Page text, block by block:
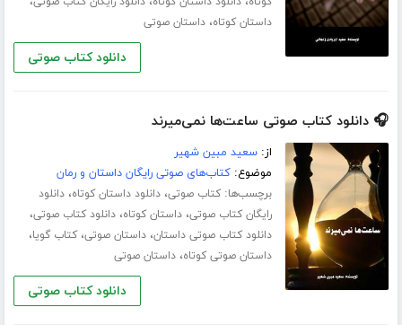
داستان کوتاه،داستان صوتی
دانلود کتاب صوتی
🎧 دانلود کتاب صوتی ساعت‌ها نمی‌میرند
از:سعید مبین شهیر
موضوع:کتاب‌های صوتی رایگان داستان و رمان
برچسب‌ها:کتاب صوتی،دانلود داستان کوتاه،دانلود
رایگان کتاب صوتی،داستان کوتاه،دانلود کتاب صوتی،
دانلود کتاب صوتی داستان،داستان صوتی،کتاب گویا،
داستان صوتی کوتاه،داستان صوتی
دانلود کتاب صوتی